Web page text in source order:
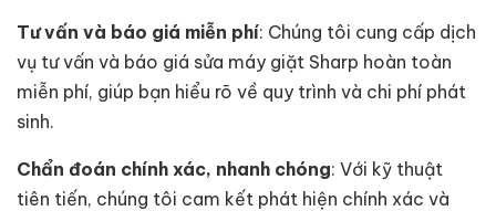
Tư vấn và báo giá miễn phí: Chúng tôi cung cấp dịch
vụ tư vấn và báo giá sửa máy giặt Sharp hoàn toàn
miễn phí, giúp bạn hiểu rõ về quy trình và chi phí phát
sinh.
Chẩn đoán chính xác, nhanh chóng: Với kỹ thuật
tiên tiến, chúng tôi cam kết phát hiện chính xác và